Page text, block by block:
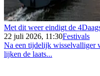
Met dit weer eindigt de
22 juli 2026, 11:30Festivals
Na een tijdelijk wisselvalliger
lijken de laats...